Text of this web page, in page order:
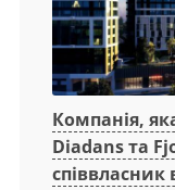
Компанія,
Diadans та
співвласник